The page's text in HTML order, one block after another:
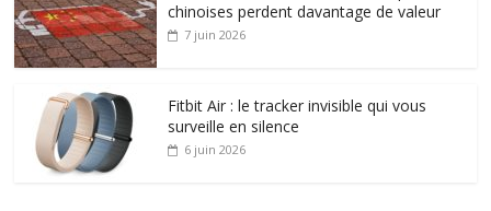
chinoises perdent davantage de valeur
7 juin 2026
Fitbit Air : le tracker invisible qui vous
surveille en silence
6 juin 2026